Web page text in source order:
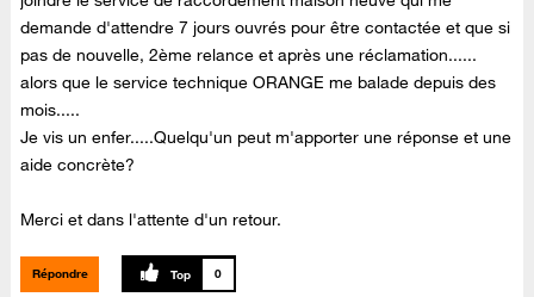
demande d'attendre 7 jours ouvrés pour être contactée et que si
pas de nouvelle, 2ème relance et après une réclamation......
alors que le service technique ORANGE me balade depuis des
mois.....
Je vis un enfer.....Quelqu'un peut m'apporter une réponse et une
aide concrète?
Merci et dans l'attente d'un retour.
Répondre 0